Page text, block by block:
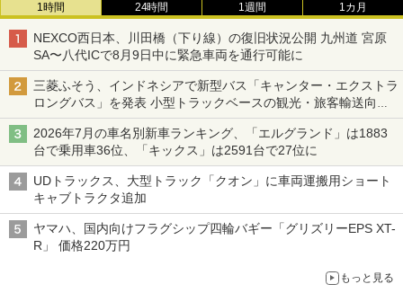
1時間 24時間 1週間 1カ月
NEXCO西日本、川田橋（下り線）の復旧状況公開 九州道 宮原
SA〜八代ICで8月9日中に緊急車両を通行可能に
三菱ふそう、インドネシアで新型バス「キャンター・エクストラ
ロングバス」を発表 小型トラックベースの観光・旅客輸送向け
バス
2026年7月の車名別新車ランキング、「エルグランド」は1883
台で乗用車36位、「キックス」は2591台で27位に
UDトラックス、大型トラック「クオン」に車両運搬用ショート
キャブトラクタ追加
ヤマハ、国内向けフラグシップ四輪バギー「グリズリーEPS XT-
R」 価格220万円
もっと見る